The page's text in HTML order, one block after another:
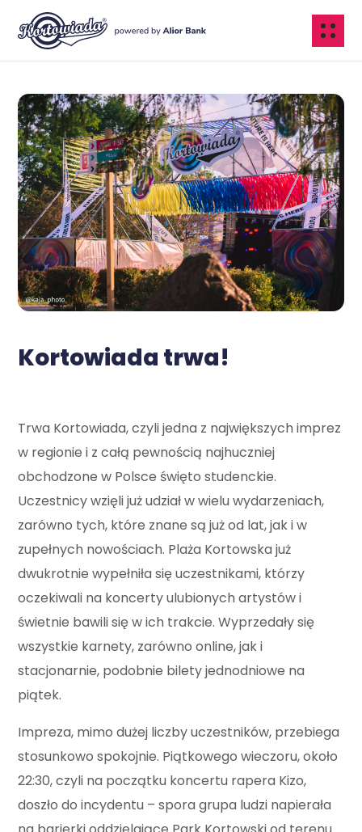
Kortowiada trwa!
Trwa Kortowiada, czyli jedna z największych imprez
w regionie i z całą pewnością najhuczniej
obchodzone w Polsce święto studenckie.
Uczestnicy wzięli już udział w wielu wydarzeniach,
zarówno tych, które znane są już od lat, jak i w
zupełnych nowościach. Plaża Kortowska już
dwukrotnie wypełniła się uczestnikami, którzy
oczekiwali na koncerty ulubionych artystów i
świetnie bawili się w ich trakcie. Wyprzedały się
wszystkie karnety, zarówno online, jak i
stacjonarnie, podobnie bilety jednodniowe na
piątek.
Impreza, mimo dużej liczby uczestników, przebiega
stosunkowo spokojnie. Piątkowego wieczoru, około
22:30, czyli na początku koncertu rapera Kizo,
doszło do incydentu – spora grupa ludzi napierała